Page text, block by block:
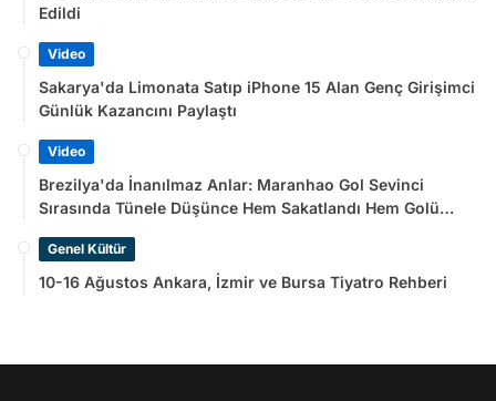
Edildi
Video
Sakarya'da Limonata Satıp iPhone 15 Alan Genç Girişimci
Günlük Kazancını Paylaştı
Video
Brezilya'da İnanılmaz Anlar: Maranhao Gol Sevinci
Sırasında Tünele Düşünce Hem Sakatlandı Hem Golü
Genel Kültür
10-16 Ağustos Ankara, İzmir ve Bursa Tiyatro Rehberi